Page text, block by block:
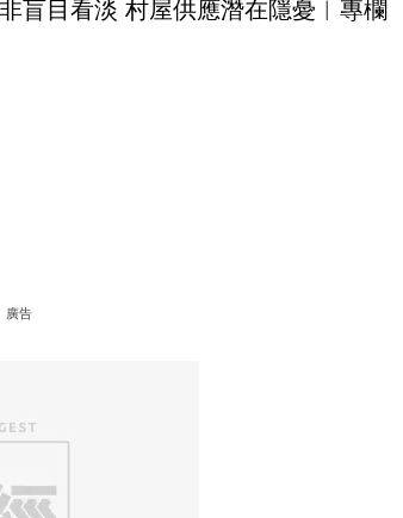
盲目看淡 村屋供應潛在隱憂︳專欄
廣告